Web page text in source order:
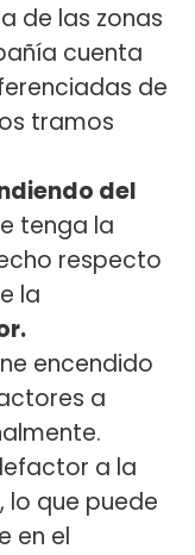
de las zonas
cuenta
de
tramos
del
tenga la
respecto
la
encendido
a
a la
que puede
en el